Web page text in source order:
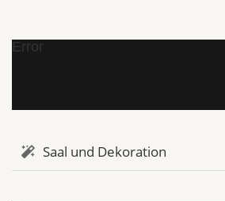
Error
Saal und Dekoration